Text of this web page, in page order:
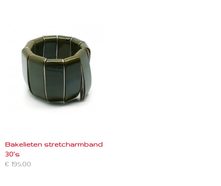
Bakelieten stretcharmband
30's
€ 195,00